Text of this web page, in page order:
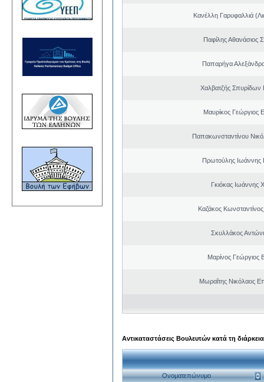
Κανέλλη Γαρυφαλλιά
Παφίλης Αθανάσιος
Παπαρήγα
Χαλβατζής Σπυρίδων
Μαυρίκος Γεώργιος
Παπακωνσταντίνου
Πρωτούλης Ιωάννης
Γκιόκας Ιωάννης
Καζάκος
Σκυλλάκος
Μαρίνος Γεώργιος
Μωραΐτης Νικόλαος
Αντικαταστάσεις Βουλευτών κατά τη
Ονοματεπώνυμο